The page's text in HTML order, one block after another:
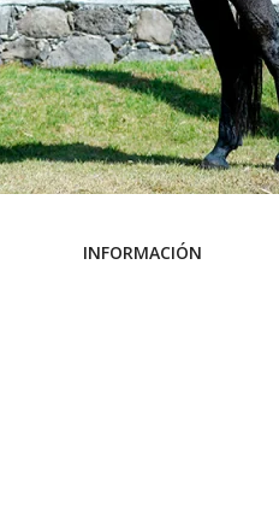
INFORMACIÓN